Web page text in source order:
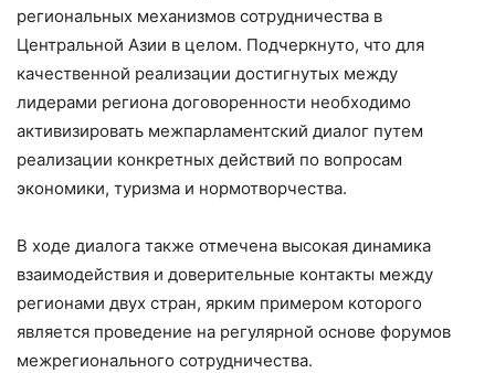
региональных механизмов сотрудничества в
Центральной Азии в целом. Подчеркнуто, что для
качественной реализации достигнутых между
лидерами региона договоренности необходимо
активизировать межпарламентский диалог путем
реализации конкретных действий по вопросам
экономики, туризма и нормотворчества.
В ходе диалога также отмечена высокая динамика
взаимодействия и доверительные контакты между
регионами двух стран, ярким примером которого
является проведение на регулярной основе форумов
межрегионального сотрудничества.